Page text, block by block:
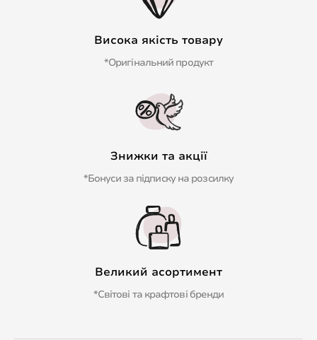
Висока якість товару
*Оригінальний продукт
Знижки та акції
*Бонуси за підписку на розсилку
Великий асортимент
*Світові та крафтові бренди